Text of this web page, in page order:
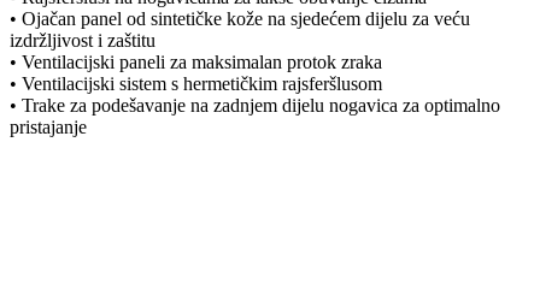
• Ojačan panel od sintetičke kože na sjedećem dijelu za veću
izdržljivost i zaštitu
• Ventilacijski paneli za maksimalan protok zraka
• Ventilacijski sistem s hermetičkim rajsferšlusom
• Trake za podešavanje na zadnjem dijelu nogavica za optimalno
pristajanje